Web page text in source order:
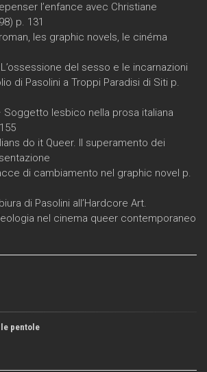
l’enfance avec Christiane
p. 131
les graphic novels, le cinéma
del sesso e le incarnazioni
di Pasolini a Troppi Paradisi di Siti p.
Soggetto lesbico nella prosa italiana
do it Queer. Il superamento dei
di cambiamento nel graphic novel p.
di Pasolini all’Hardcore Art.
nel cinema queer contemporaneo
pentole